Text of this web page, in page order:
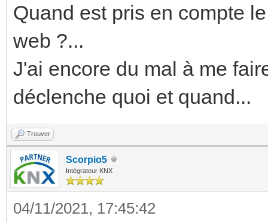
Quand est pris en compte
web ?...
J'ai encore du mal à me
déclenche quoi et quand...
Trouver
Scorpio5
Intégrateur KNX
04/11/2021, 17:45:42